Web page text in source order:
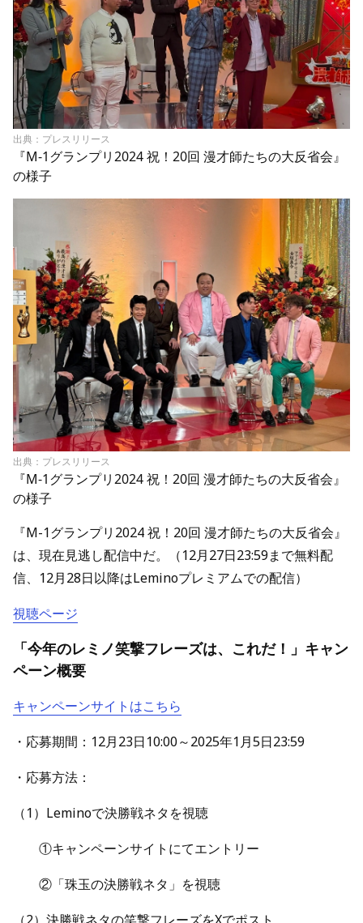
出典：プレスリリース
『M-1グランプリ2024 祝！20回 漫才師たちの大反省会』
の様子
出典：プレスリリース
『M-1グランプリ2024 祝！20回 漫才師たちの大反省会』
の様子
『M-1グランプリ2024 祝！20回 漫才師たちの大反省会』
は、現在見逃し配信中だ。（12月27日23:59まで無料配
信、12月28日以降はLeminoプレミアムでの配信）
視聴ページ
「今年のレミノ笑撃フレーズは、これだ！」キャン
ペーン概要
キャンペーンサイトはこちら
・応募期間：12月23日10:00～2025年1月5日23:59
・応募方法：
（1）Leminoで決勝戦ネタを視聴
①キャンペーンサイトにてエントリー
②「珠玉の決勝戦ネタ」を視聴